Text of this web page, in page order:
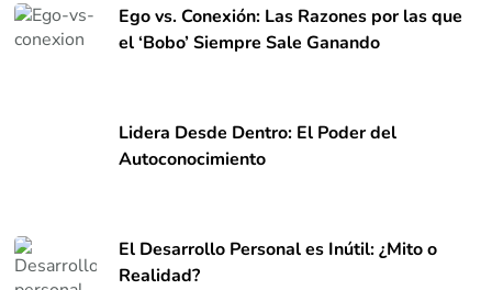
Ego vs. Conexión: Las Razones por las que
el ‘Bobo’ Siempre Sale Ganando
Lidera Desde Dentro: El Poder del
Autoconocimiento
El Desarrollo Personal es Inútil: ¿Mito o
Realidad?